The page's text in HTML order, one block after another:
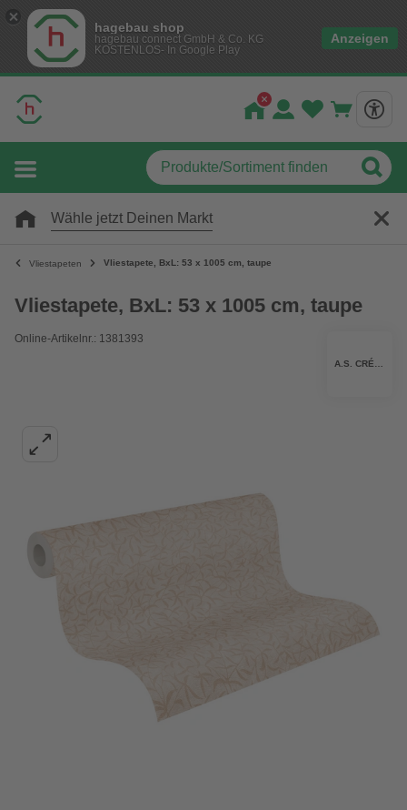
hagebau shop
hagebau connect GmbH & Co. KG
KOSTENLOS- In Google Play
Anzeigen
Wähle jetzt Deinen Markt
Vliestapeten Vliestapete, BxL: 53 x 1005 cm, taupe
Vliestapete, BxL: 53 x 1005 cm, taupe
Online-Artikelnr.: 1381393